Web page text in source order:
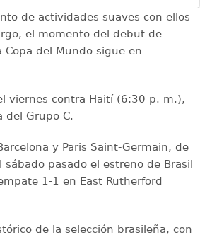
de actividades suaves con ellos
el momento del debut de
Copa del Mundo sigue en
viernes contra Haití (6:30 p. m.),
del Grupo C.
y Paris Saint-Germain, de
sábado pasado el estreno de Brasil
1-1 en East Rutherford
de la selección brasileña, con